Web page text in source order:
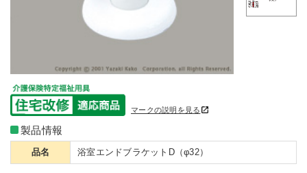
マークの説明を見る
製品情報
品名 浴室エンドブラケットD（φ32）